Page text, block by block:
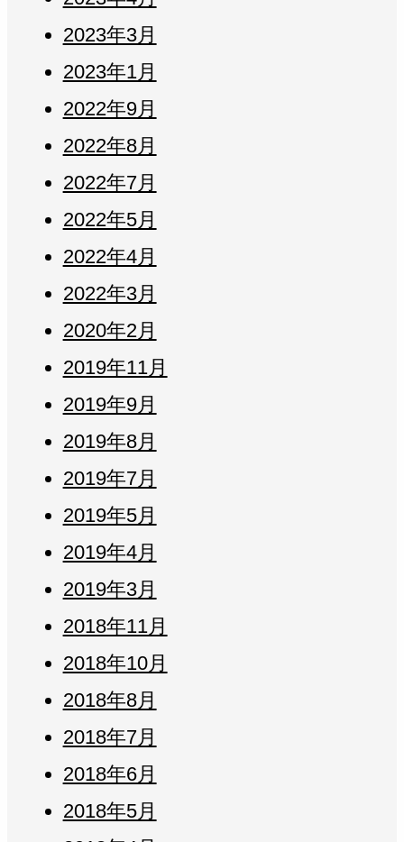
2023年3月
2023年1月
2022年9月
2022年8月
2022年7月
2022年5月
2022年4月
2022年3月
2020年2月
2019年11月
2019年9月
2019年8月
2019年7月
2019年5月
2019年4月
2019年3月
2018年11月
2018年10月
2018年8月
2018年7月
2018年6月
2018年5月